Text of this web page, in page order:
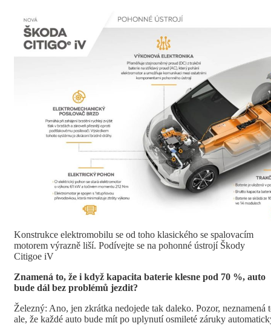
Konstrukce elektromobilu se od toho klasického se spalovacím
motorem výrazně liší. Podívejte se na pohonné ústrojí Škody
Citigoe iV
Znamená to, že i když kapacita baterie klesne pod 70 %, auto
bude dál bez problémů jezdit?
Železný: Ano, jen zkrátka nedojede tak daleko. Pozor, neznamená
ale, že každé auto bude mít po uplynutí osmileté záruky